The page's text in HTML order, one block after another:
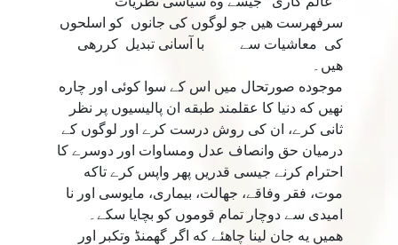
سرفهرست هيں جو لوگوں كى جانوں كو اسلحوں
كى معاشيات سے با آسانى تبديل كررهى
هيں۔
موجوده صورتحال ميں اس كے سوا كوئى اور چاره
نهيں كه دنيا كا عقلمند طبقه ان پاليسيوں پر نظر
ثانى كرے، ان كى روش درست كرے اور لوگوں كے
درميان حق وانصاف عدل ومساوات اور دوسرے كا
احترام كرنے جيسى قدريں پھر واپس كرے تاكه
موت، فقر وفاقے، جهالت، بيمارى، مايوسى اور نا
اميدى سے دوچار تمام قوموں كو بچايا سكے۔
هميں يه جان لينا چاهئے كه اگر گھمنڈ وتكبر اور